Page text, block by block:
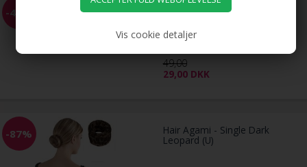
Vis cookie detaljer
-41% LYXO Sport hår elastikker
49,00
29,00 DKK
-87% Hair Agami - Single Dark
Leopard (U)